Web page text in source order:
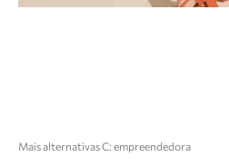
Mais alternativas C: empreendedora